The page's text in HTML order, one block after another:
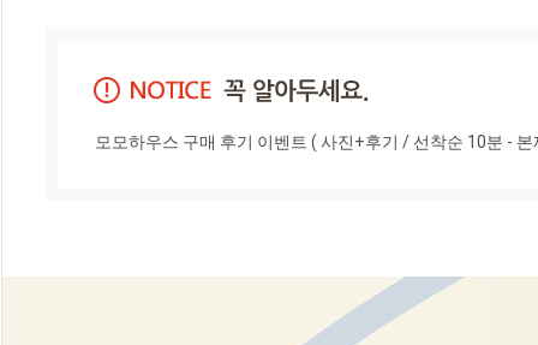
모모하우스 구매 후기 이벤트 ( 사진+후기 / 선착순 10분 -